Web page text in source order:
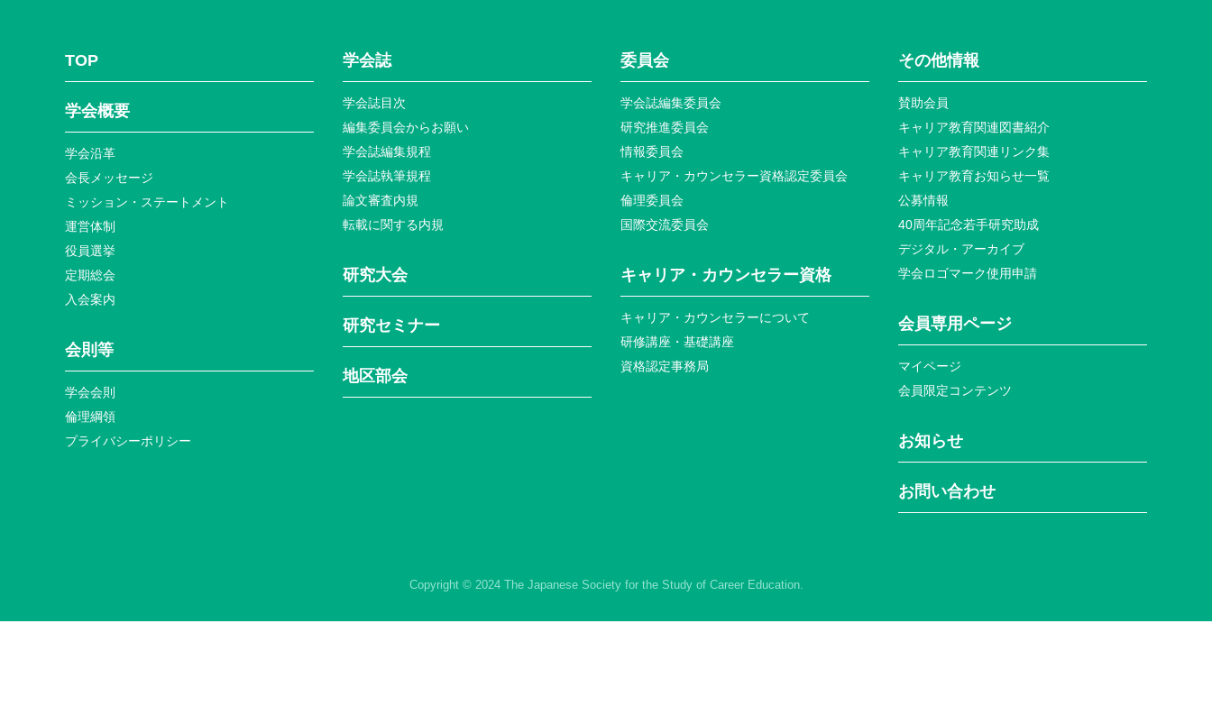
TOP
学会概要
学会沿革
会長メッセージ
ミッション・ステートメント
運営体制
役員選挙
定期総会
入会案内
会則等
学会会則
倫理綱領
プライバシーポリシー
学会誌
学会誌目次
編集委員会からお願い
学会誌編集規程
学会誌執筆規程
論文審査内規
転載に関する内規
研究大会
研究セミナー
地区部会
委員会
学会誌編集委員会
研究推進委員会
情報委員会
キャリア・カウンセラー資格認定委員会
倫理委員会
国際交流委員会
キャリア・カウンセラー資格
キャリア・カウンセラーについて
研修講座・基礎講座
資格認定事務局
その他情報
賛助会員
キャリア教育関連図書紹介
キャリア教育関連リンク集
キャリア教育お知らせ⼀覧
公募情報
40周年記念若⼿研究助成
デジタル・アーカイブ
学会ロゴマーク使⽤申請
会員専⽤ページ
マイページ
会員限定コンテンツ
お知らせ
お問い合わせ
Copyright © 2024 The Japanese Society for the Study of Career Education.